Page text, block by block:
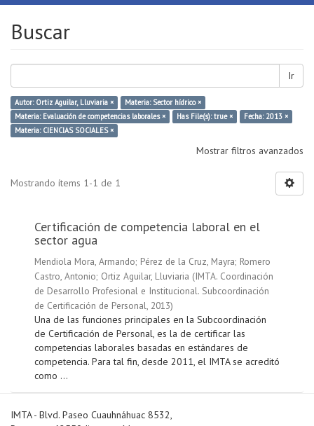
Buscar
Ir
Autor: Ortiz Aguilar, Lluviaria ×
Materia: Sector hídrico ×
Materia: Evaluación de competencias laborales ×
Has File(s): true ×
Fecha: 2013 ×
Materia: CIENCIAS SOCIALES ×
Mostrar filtros avanzados
Mostrando ítems 1-1 de 1
Certificación de competencia laboral en el
sector agua
Mendiola Mora, Armando; Pérez de la Cruz, Mayra; Romero
Castro, Antonio; Ortiz Aguilar, Lluviaria (IMTA. Coordinación
de Desarrollo Profesional e Institucional. Subcoordinación
de Certificación de Personal, 2013)
Una de las funciones principales en la Subcoordinación
de Certificación de Personal, es la de certificar las
competencias laborales basadas en estándares de
competencia. Para tal fin, desde 2011, el IMTA se acreditó
como ...
IMTA - Blvd. Paseo Cuauhnáhuac 8532,